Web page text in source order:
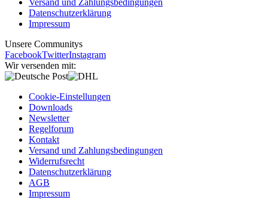
Datenschutzerklärung
Impressum
Unsere Communitys
FacebookTwitterInstagram
Wir versenden mit:
Cookie-Einstellungen
Downloads
Newsletter
Regelforum
Kontakt
Versand und Zahlungsbedingungen
Widerrufsrecht
Datenschutzerklärung
AGB
Impressum